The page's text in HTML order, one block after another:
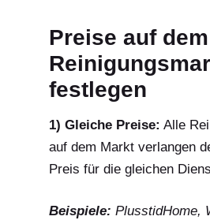
Preise auf dem
festlegen
1) Gleiche Preise: Alle
auf dem Markt verlangen
Preis für die gleichen
Beispiele: PlusstidHome,